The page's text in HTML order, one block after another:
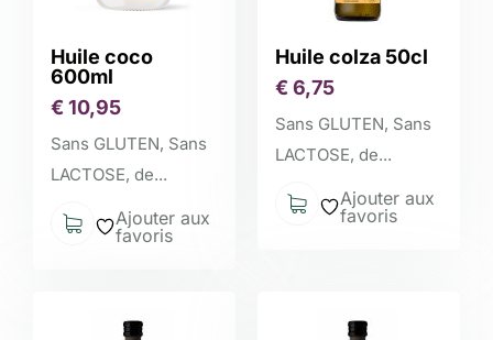
Huile coco
600ml
€ 10,95
Sans GLUTEN, Sans
LACTOSE, de...
Ajouter aux
favoris
Huile colza 50cl
€ 6,75
Sans GLUTEN, Sans
LACTOSE, de...
Ajouter aux
favoris